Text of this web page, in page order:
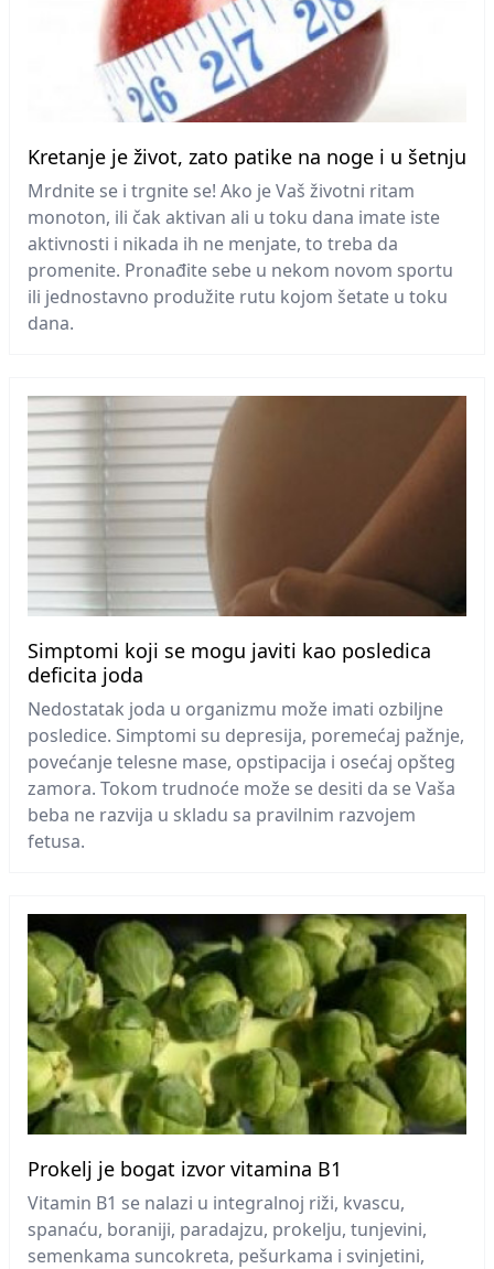
Kretanje je život, zato patike na noge i u šetnju
Mrdnite se i trgnite se! Ako je Vaš životni ritam
monoton, ili čak aktivan ali u toku dana imate iste
aktivnosti i nikada ih ne menjate, to treba da
promenite. Pronađite sebe u nekom novom sportu
ili jednostavno produžite rutu kojom šetate u toku
dana.
Simptomi koji se mogu javiti kao posledica
deficita joda
Nedostatak joda u organizmu može imati ozbiljne
posledice. Simptomi su depresija, poremećaj pažnje,
povećanje telesne mase, opstipacija i osećaj opšteg
zamora. Tokom trudnoće može se desiti da se Vaša
beba ne razvija u skladu sa pravilnim razvojem
fetusa.
Prokelj je bogat izvor vitamina B1
Vitamin B1 se nalazi u integralnoj riži, kvascu,
spanaću, boraniji, paradajzu, prokelju, tunjevini,
semenkama suncokreta, pešurkama i svinjetini,